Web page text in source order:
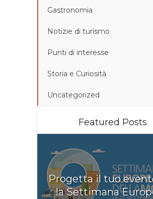
Gastronomia
Notizie di turismo
Punti di interesse
Storia e Curiosità
Uncategorized
Featured Posts
Progetta il tuo
la Settimana